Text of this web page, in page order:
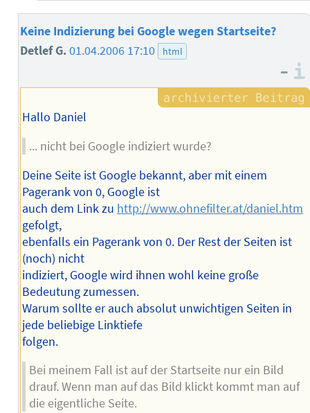
Keine Indizierung bei Google wegen Startseite?
Detlef G.01.04.2006 17:10 html
–
Hallo Daniel
... nicht bei Google indiziert wurde?
Deine Seite ist Google bekannt, aber mit einem
Pagerank von 0, Google ist
auch dem Link zu http://www.ohnefilter.at/daniel.htm
gefolgt,
ebenfalls ein Pagerank von 0. Der Rest der Seiten ist
(noch) nicht
indiziert, Google wird ihnen wohl keine große
Bedeutung zumessen.
Warum sollte er auch absolut unwichtigen Seiten in
jede beliebige Linktiefe
folgen.
Bei meinem Fall ist auf der Startseite nur ein Bild
drauf. Wenn man auf das Bild klickt kommt man auf
die eigentliche Seite.